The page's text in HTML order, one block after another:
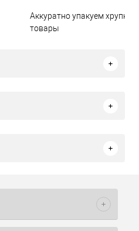
Аккуратно упакуем хрупкие
товары